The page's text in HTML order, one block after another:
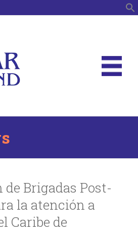
Brigadas Post-
la atención a
Caribe de